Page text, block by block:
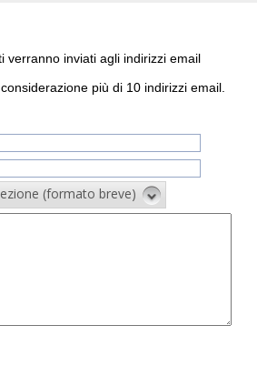
verranno inviati agli indirizzi email
più di 10 indirizzi email.
(formato breve)